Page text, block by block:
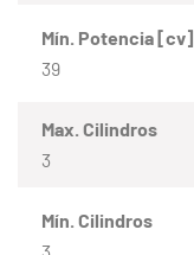
Mín. Potencia [cv]
39
Max. Cilindros
3
Mín. Cilindros
3